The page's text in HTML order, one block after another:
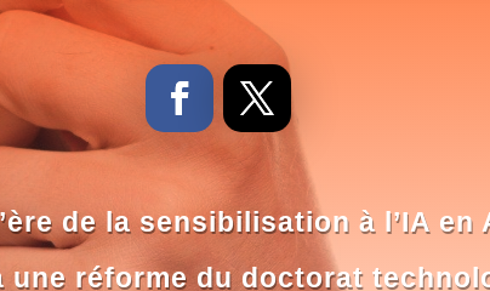
de la sensibilisation à l’IA
une réforme du doctorat